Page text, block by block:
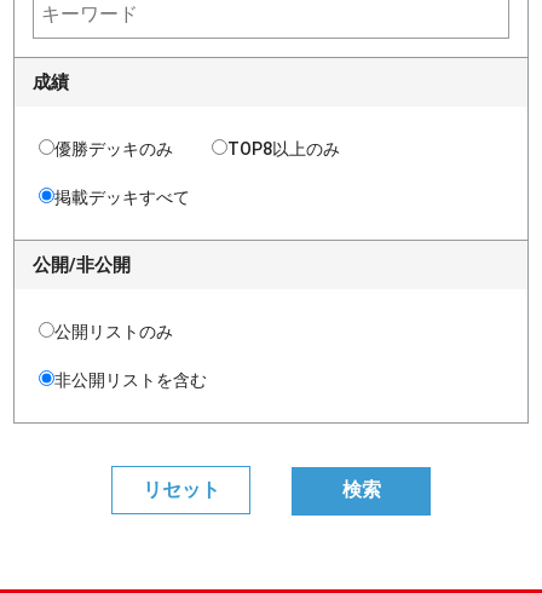
成績
優勝デッキのみ TOP8以上のみ
掲載デッキすべて
公開/非公開
公開リストのみ
非公開リストを含む